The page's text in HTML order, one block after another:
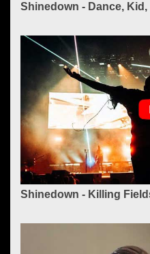
Shinedown - Dance,
Shinedown - Killing